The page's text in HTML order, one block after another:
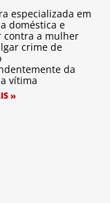
especializada em
doméstica e
contra a mulher
crime de
da
vítima
»